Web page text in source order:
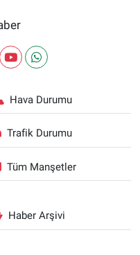
Hava Durumu
Trafik Durumu
Tüm Manşetler
Haber Arşivi